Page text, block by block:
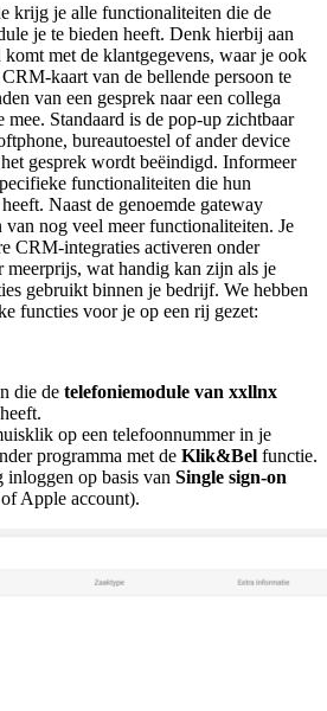
krijg je alle functionaliteiten die de
je te bieden heeft. Denk hierbij aan
met de klantgegevens, waar je ook
kaart van de bellende persoon te
van een gesprek naar een collega
Standaard is de pop-up zichtbaar
bureautoestel of ander device
gesprek wordt beëindigd. Informeer
functionaliteiten die hun
Naast de genoemde gateway
nog veel meer functionaliteiten. Je
CRM-integraties activeren onder
meerprijs, wat handig kan zijn als je
gebruikt binnen je bedrijf. We hebben
functies voor je op een rij gezet:
die de telefoniemodule van xxllnx
op een telefoonnummer in je
programma met de Klik&Bel functie.
op basis van Single sign-on
Apple account).